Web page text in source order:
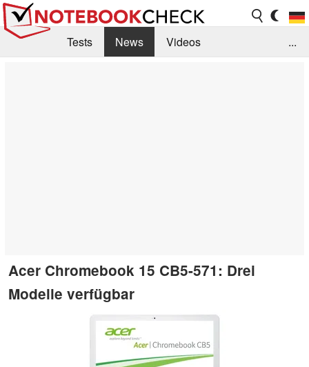
Tests News
Videos
...
Acer Chromebook 15 CB5-571: Drei
Modelle verfügbar